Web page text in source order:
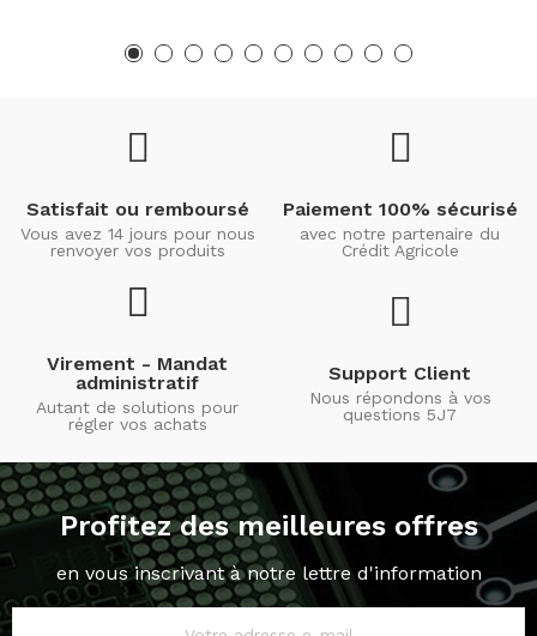
Satisfait ou remboursé
Vous avez 14 jours pour nous
renvoyer vos produits
Paiement 100% sécurisé
avec notre partenaire du
Crédit Agricole
Virement - Mandat
administratif
Autant de solutions pour
régler vos achats
Support Client
Nous répondons à vos
questions 5J7
Profitez des meilleures offres
en vous inscrivant à notre lettre d'information